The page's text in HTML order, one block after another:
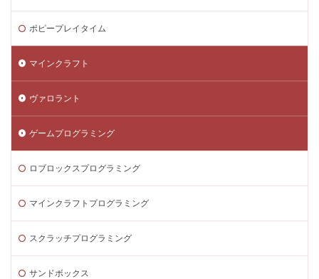
ポピープレイタイム
マインクラフト
ヴァロラント
ゲームプログラミング
ロブロックスプログラミング
マインクラフトプログラミング
スクラッチプログラミング
サンドボックス